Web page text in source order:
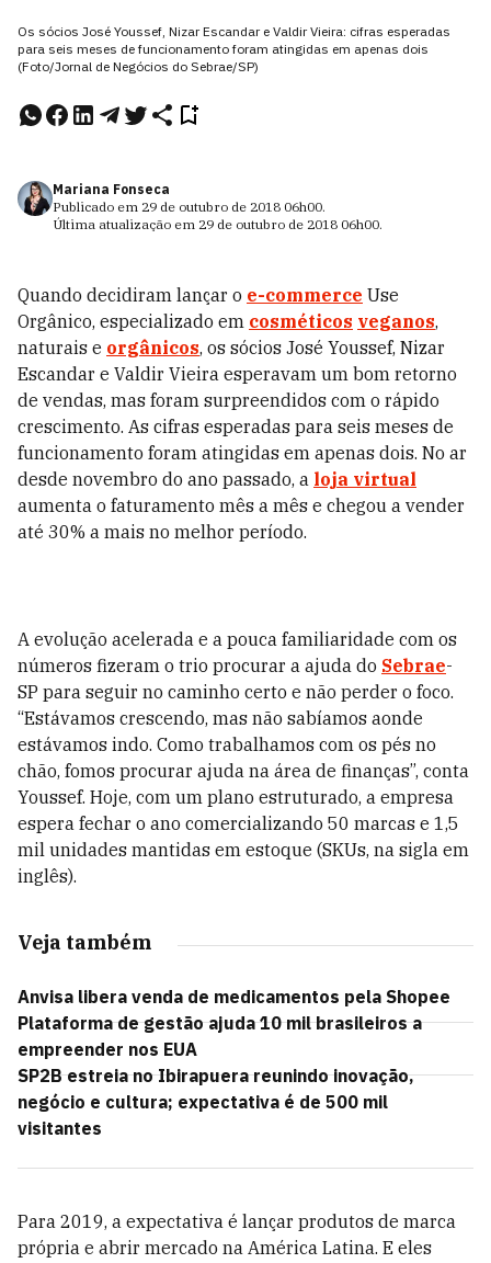
Os sócios José Youssef, Nizar Escandar e Valdir Vieira: cifras esperadas
para seis meses de funcionamento foram atingidas em apenas dois
(Foto/Jornal de Negócios do Sebrae/SP)
Mariana Fonseca
Publicado em 29 de outubro de 2018 06h00.
Última atualização em 29 de outubro de 2018 06h00.
Quando decidiram lançar o e-commerce Use
Orgânico, especializado em cosméticos veganos,
naturais e orgânicos, os sócios José Youssef, Nizar
Escandar e Valdir Vieira esperavam um bom retorno
de vendas, mas foram surpreendidos com o rápido
crescimento. As cifras esperadas para seis meses de
funcionamento foram atingidas em apenas dois. No ar
desde novembro do ano passado, a loja virtual
aumenta o faturamento mês a mês e chegou a vender
até 30% a mais no melhor período.
A evolução acelerada e a pouca familiaridade com os
números fizeram o trio procurar a ajuda do Sebrae-
SP para seguir no caminho certo e não perder o foco.
“Estávamos crescendo, mas não sabíamos aonde
estávamos indo. Como trabalhamos com os pés no
chão, fomos procurar ajuda na área de finanças”, conta
Youssef. Hoje, com um plano estruturado, a empresa
espera fechar o ano comercializando 50 marcas e 1,5
mil unidades mantidas em estoque (SKUs, na sigla em
inglês).
Veja também
Anvisa libera venda de medicamentos pela Shopee
Plataforma de gestão ajuda 10 mil brasileiros a
empreender nos EUA
SP2B estreia no Ibirapuera reunindo inovação,
negócio e cultura; expectativa é de 500 mil
visitantes
Para 2019, a expectativa é lançar produtos de marca
própria e abrir mercado na América Latina. E eles